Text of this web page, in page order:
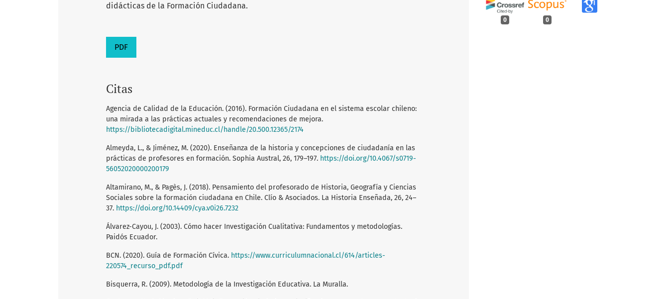
0 0
didácticas de la Formación Ciudadana.
PDF
Citas
Agencia de Calidad de la Educación. (2016). Formación Ciudadana en el sistema escolar chileno:
una mirada a las prácticas actuales y recomendaciones de mejora.
https://bibliotecadigital.mineduc.cl/handle/20.500.12365/2174
Almeyda, L., & Jiménez, M. (2020). Enseñanza de la historia y concepciones de ciudadanía en las
prácticas de profesores en formación. Sophia Austral, 26, 179–197. https://doi.org/10.4067/s0719-
56052020000200179
Altamirano, M., & Pagès, J. (2018). Pensamiento del profesorado de Historia, Geografía y Ciencias
Sociales sobre la formación ciudadana en Chile. Clío & Asociados. La Historia Enseñada, 26, 24–
37. https://doi.org/10.14409/cya.v0i26.7232
Álvarez-Cayou, J. (2003). Cómo hacer Investigación Cualitativa: Fundamentos y metodologías.
Paidós Ecuador.
BCN. (2020). Guía de Formación Cívica. https://www.curriculumnacional.cl/614/articles-
220574_recurso_pdf.pdf
Bisquerra, R. (2009). Metodología de la Investigación Educativa. La Muralla.